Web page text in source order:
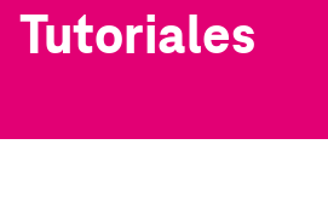
Tutoriales